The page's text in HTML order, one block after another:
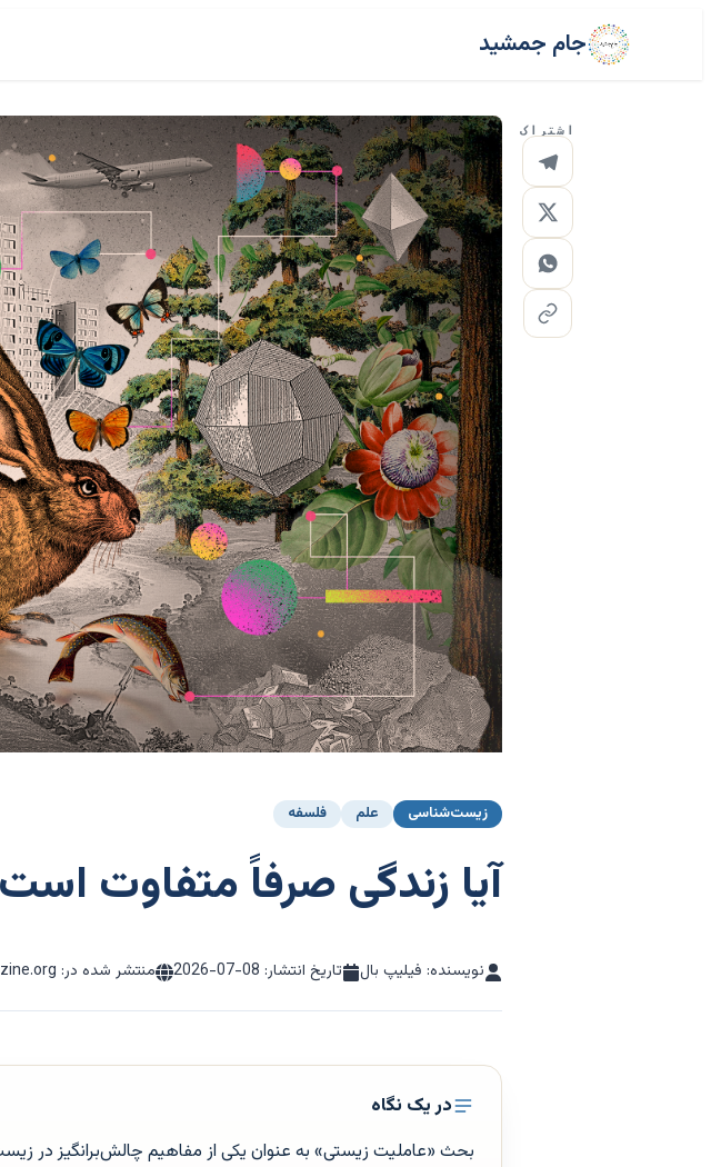
جام جمشید
اشتراک
زیست‌شناسی علم فلسفه
آیا زندگی صرفاً متفاوت
نویسنده: فیلیپ بال تاریخ انتشار: 2026-07-08 منتشر شده در: quantamagazine.org
در یک نگاه
بحث «عاملیت زیستی» به عنوان یکی از مفاهیم چالش‌برانگیز در